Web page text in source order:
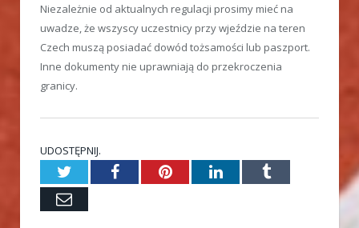
Niezależnie od aktualnych regulacji prosimy mieć na
uwadze, że wszyscy uczestnicy przy wjeździe na teren
Czech muszą posiadać dowód tożsamości lub paszport.
Inne dokumenty nie uprawniają do przekroczenia
granicy.
UDOSTĘPNIJ.
TwitterFacebookPinterestLinkedInTumblr
Email